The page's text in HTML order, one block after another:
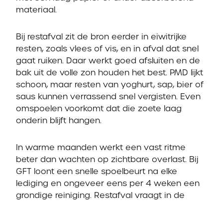
materiaal.
Bij restafval zit de bron eerder in eiwitrijke
resten, zoals vlees of vis, en in afval dat snel
gaat ruiken. Daar werkt goed afsluiten en de
bak uit de volle zon houden het best. PMD lijkt
schoon, maar resten van yoghurt, sap, bier of
saus kunnen verrassend snel vergisten. Even
omspoelen voorkomt dat die zoete laag
onderin blijft hangen.
In warme maanden werkt een vast ritme
beter dan wachten op zichtbare overlast. Bij
GFT loont een snelle spoelbeurt na elke
lediging en ongeveer eens per 4 weken een
grondige reiniging. Restafval vraagt in de